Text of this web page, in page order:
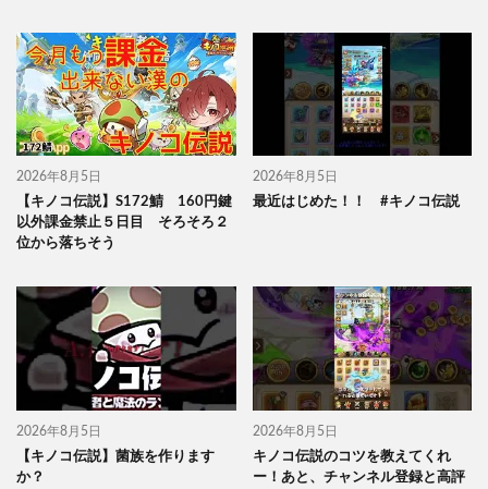
2026年8月5日
【キノコ伝説】S172鯖 160円鍵
以外課金禁止５日目 そろそろ２
位から落ちそう
2026年8月5日
最近はじめた！！ #キノコ伝説
2026年8月5日
【キノコ伝説】菌族を作ります
か？
2026年8月5日
キノコ伝説のコツを教えてくれ
ー！あと、チャンネル登録と高評